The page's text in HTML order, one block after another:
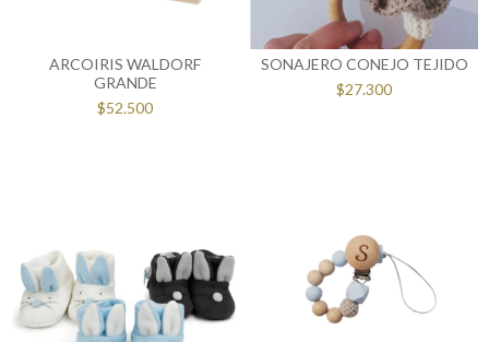
ARCOIRIS WALDORF
GRANDE
$52.500
SONAJERO CONEJO TEJIDO
$27.300